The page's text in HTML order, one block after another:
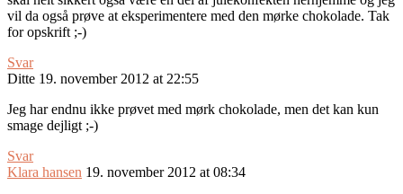
vil da også prøve at eksperimentere med den mørke chokolade. Tak
for opskrift ;-)
Svar
Ditte 19. november 2012 at 22:55
Jeg har endnu ikke prøvet med mørk chokolade, men det kan kun
smage dejligt ;-)
Svar
Klara hansen 19. november 2012 at 08:34